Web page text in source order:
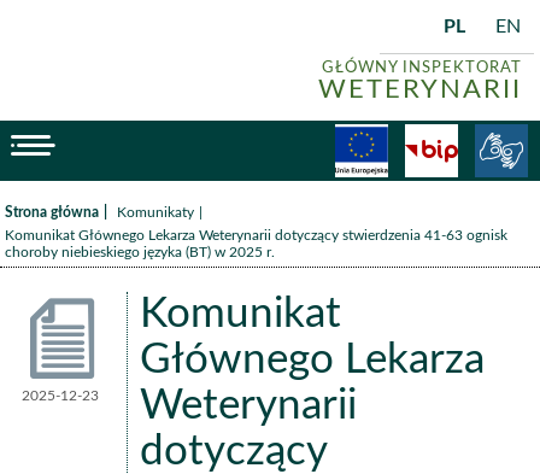
GŁÓWNY INSPEKTORAT
WETERYNARII
PL EN
BiP
Strona główna /Komunikaty
Komunikat Głównego Lekarza Weterynarii dotyczący stwierdzenia 41-63 ognisk
choroby niebieskiego języka (BT) w 2025 r.
Komunikat
Głównego Lekarza
Weterynarii
dotyczący
Komunikaty
2025-12-23